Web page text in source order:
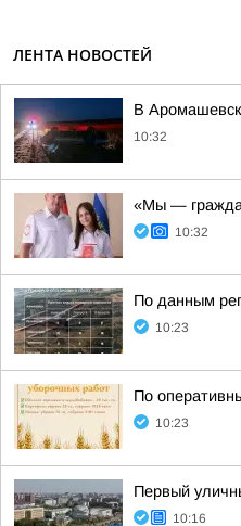
ЛЕНТА НОВОСТЕЙ
В
10:32
«Мы —
10:32
По данным
10:23
По
10:23
Первый
10:16